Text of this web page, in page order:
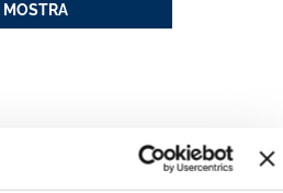
MOSTRA